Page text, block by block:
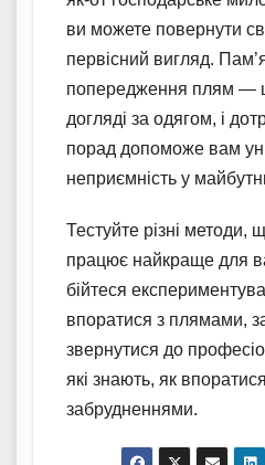
ви можете повернути
первісний вигляд.
попередження плям —
догляді за одягом, і
порад допоможе вам
неприємність у
Тестуйте різні методи,
працює найкраще для
бійтеся
впоратися з плямами,
звернутися до
які знають, як
забрудненнями.